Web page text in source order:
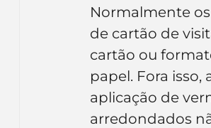
Normalmente
de cartão de
cartão ou
papel. Fora
aplicação de
arredondados